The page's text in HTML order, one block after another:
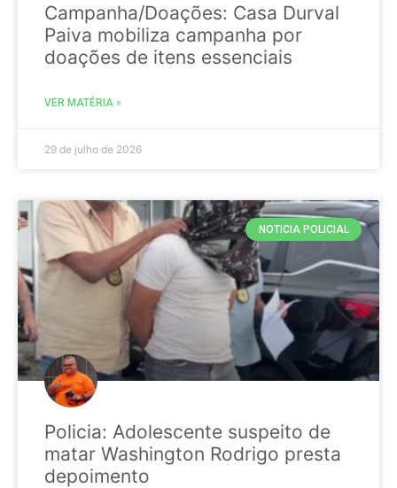
Campanha/Doações: Casa Durval
Paiva mobiliza campanha por
doações de itens essenciais
VER MATÉRIA »
29 de julho de 2026
NOTICIA POLICIAL
Policia: Adolescente suspeito de
matar Washington Rodrigo presta
depoimento